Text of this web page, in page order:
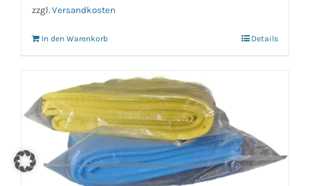
zzgl. Versandkosten
In den Warenkorb Details